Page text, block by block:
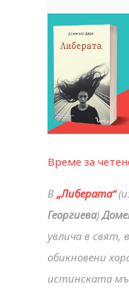
Време за
В„Либерата“
Георгиева)
увлича в свят,
обикновени
истинската